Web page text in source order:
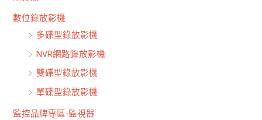
數位錄放影機
多碟型錄放影機
NVR網路錄放影機
雙碟型錄放影機
單碟型錄放影機
監控品牌專區-監視器